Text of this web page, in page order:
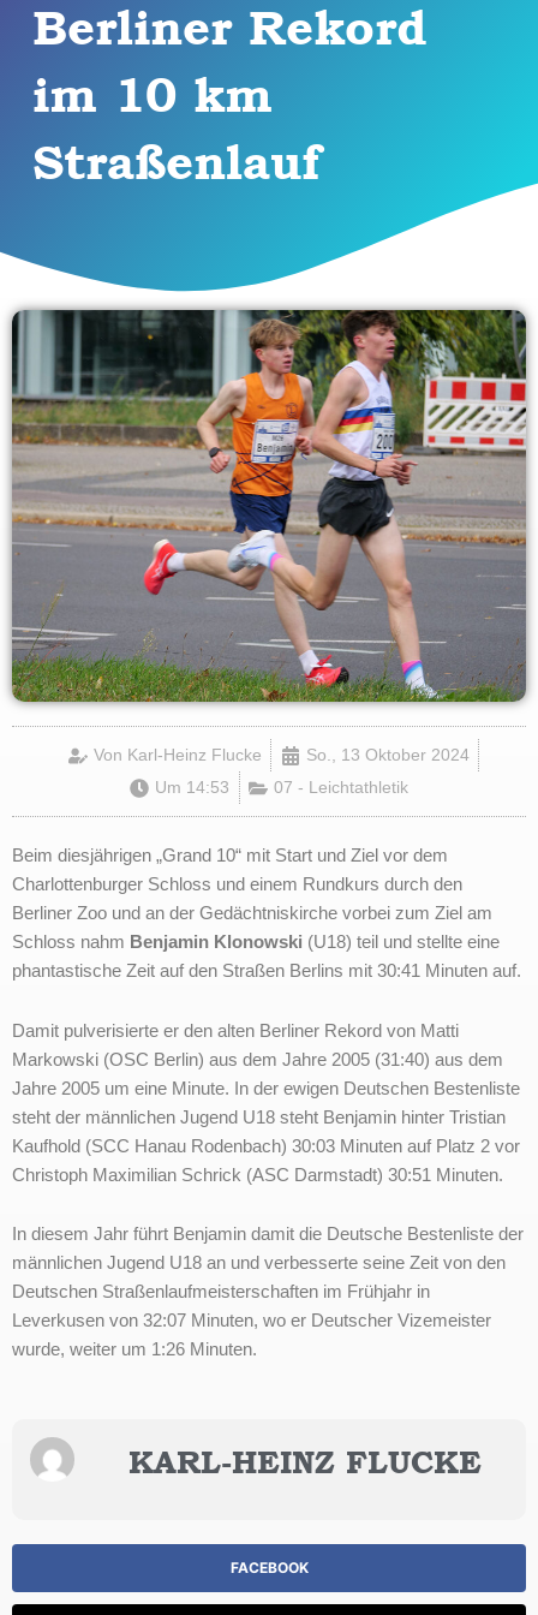
Berliner Rekord
im 10 km
Straßenlauf
Von Karl-Heinz Flucke
So., 13 Oktober 2024
Um 14:53 07 - Leichtathletik
Beim diesjährigen „Grand 10“ mit Start und Ziel vor dem
Charlottenburger Schloss und einem Rundkurs durch den
Berliner Zoo und an der Gedächtniskirche vorbei zum Ziel am
Schloss nahm Benjamin Klonowski (U18) teil und stellte eine
phantastische Zeit auf den Straßen Berlins mit 30:41 Minuten auf.
Damit pulverisierte er den alten Berliner Rekord von Matti
Markowski (OSC Berlin) aus dem Jahre 2005 (31:40) aus dem
Jahre 2005 um eine Minute. In der ewigen Deutschen Bestenliste
steht der männlichen Jugend U18 steht Benjamin hinter Tristian
Kaufhold (SCC Hanau Rodenbach) 30:03 Minuten auf Platz 2 vor
Christoph Maximilian Schrick (ASC Darmstadt) 30:51 Minuten.
In diesem Jahr führt Benjamin damit die Deutsche Bestenliste der
männlichen Jugend U18 an und verbesserte seine Zeit von den
Deutschen Straßenlaufmeisterschaften im Frühjahr in
Leverkusen von 32:07 Minuten, wo er Deutscher Vizemeister
wurde, weiter um 1:26 Minuten.
KARL-HEINZ FLUCKE
FACEBOOK